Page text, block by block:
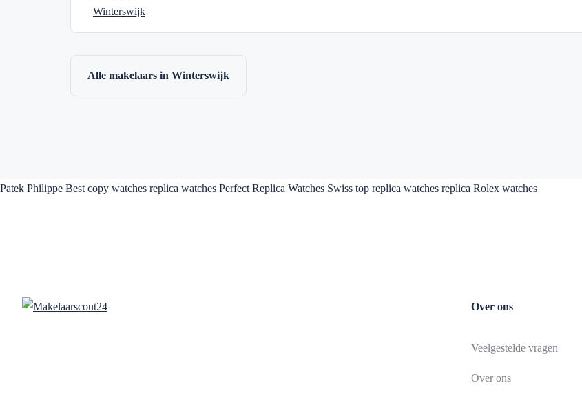
Alle makelaars in Winterswijk
Patek Philippe Best copy watches replica watches Perfect Replica Watches Swiss top replica watches replica Rolex watches
Over ons
Veelgestelde vragen
Over ons